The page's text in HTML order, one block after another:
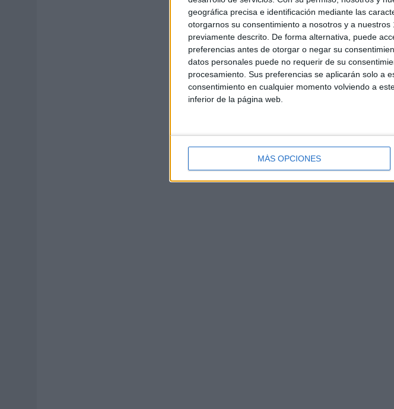
geográfica precisa e identificación mediante las
otorgarnos su consentimiento a nosotros y a
previamente descrito. De forma alternativa, puede
preferencias antes de otorgar o negar su
datos personales puede no requerir de su
procesamiento. Sus preferencias se aplicarán solo a
consentimiento en cualquier momento volviendo a
inferior de la página web.
MÁS OPCIONES